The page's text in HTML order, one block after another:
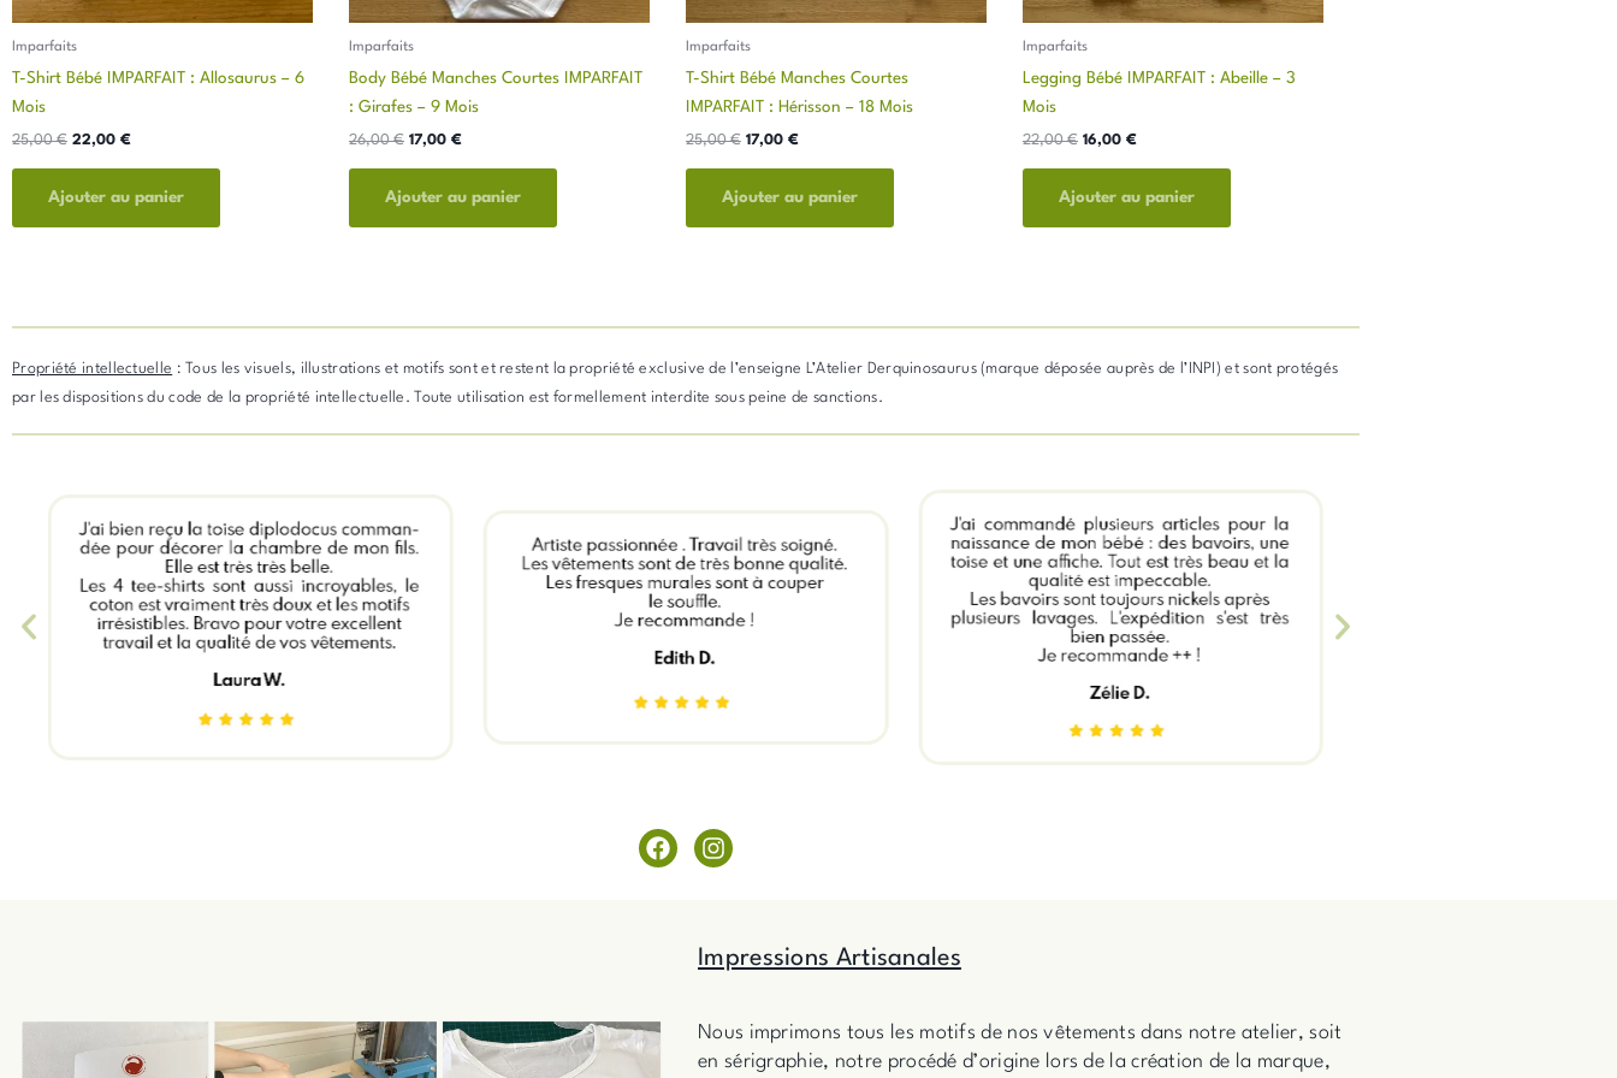
Imparfaits
T-Shirt Bébé IMPARFAIT : Allosaurus – 6
Mois
25,00€ 22,00 €
Ajouter au panier
Imparfaits
Body Bébé Manches Courtes IMPARFAIT
: Girafes – 9 Mois
26,00€ 17,00 €
Ajouter au panier
Imparfaits
T-Shirt Bébé Manches Courtes
IMPARFAIT : Hérisson – 18 Mois
25,00€ 17,00 €
Ajouter au panier
Imparfaits
Legging Bébé IMPARFAIT : Abeille – 3
Mois
22,00€ 16,00 €
Ajouter au panier
Propriété intellectuelle : Tous les visuels, illustrations et motifs sont et restent la propriété exclusive de l’enseigne L’Atelier Derquinosaurus (marque déposée auprès de l’INPI) et sont protégés
par les dispositions du code de la propriété intellectuelle. Toute utilisation est formellement interdite sous peine de sanctions.
F
a
I
n
g
m
Impressions Artisanales
Nous imprimons tous les motifs de nos vêtements dans notre atelier, soit
en sérigraphie, notre procédé d’origine lors de la création de la marque,